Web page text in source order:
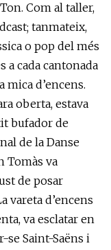
Com al taller,
tanmateix,
o pop del més
a cada cantonada
mica d’encens.
oberta, estava
bufador de
de la Danse
Tomàs va
de posar
vareta d’encens
va esclatar en
se Saint-Saëns i